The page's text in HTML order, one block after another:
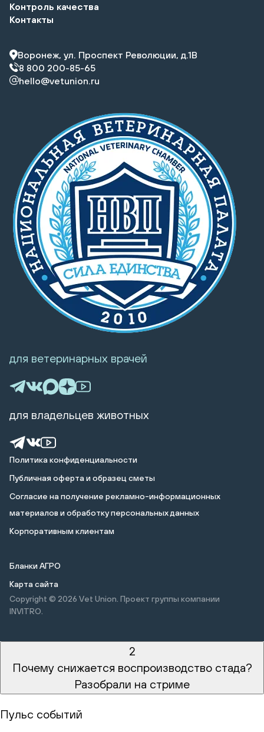
Контроль качества
Контакты
Воронеж, ул. Проспект Революции, д.1В
8 800 200-85-65
hello@vetunion.ru
Политика конфиденциальности
Публичная оферта и образец сметы
Cогласие на получение рекламно-информационных
материалов и обработку персональных данных
Корпоративным клиентам
Бланки АГРО
Карта сайта
Copyright © 2026 Vet Union. Проект группы компании
INVITRO.
для ветеринарных врачей
для владельцев животных
2
Почему снижается воспроизводство стада?
Разобрали на стриме
Пульс событий